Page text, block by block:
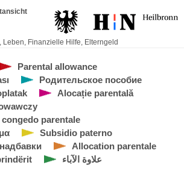
, Leben, Finanzielle Hilfe, Elterngeld
Parental allowance
Родительское пособие
Alocație parentală
parentale
Subsidio paterno
Allocation parentale
علاوة الآباء